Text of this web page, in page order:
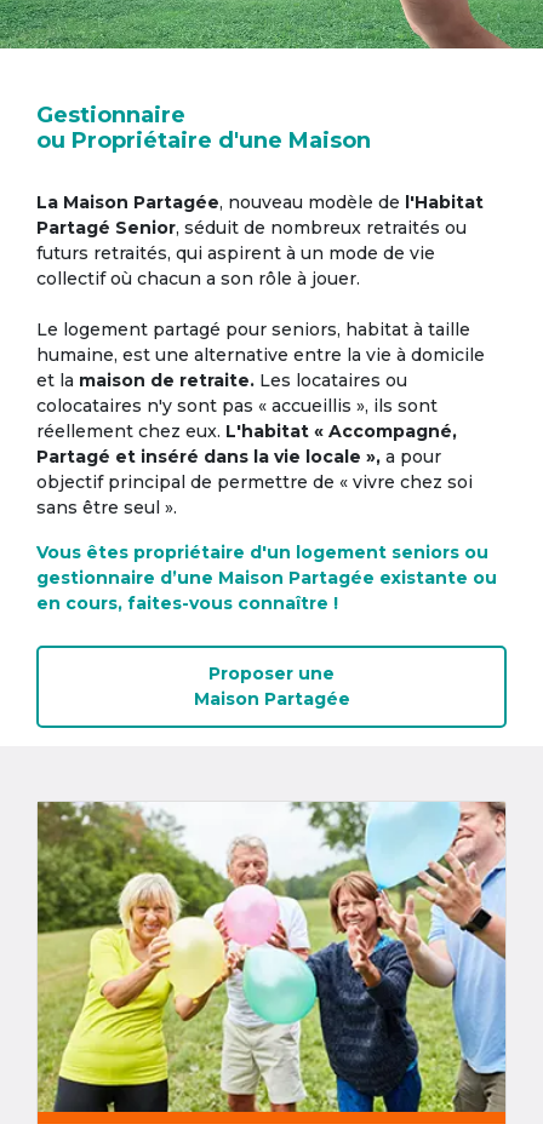
Gestionnaire
ou Propriétaire d'une Maison
La Maison Partagée, nouveau modèle de l'Habitat
Partagé Senior, séduit de nombreux retraités ou
futurs retraités, qui aspirent à un mode de vie
collectif où chacun a son rôle à jouer.
Le logement partagé pour seniors, habitat à taille
humaine, est une alternative entre la vie à domicile
et la maison de retraite. Les locataires ou
colocataires n'y sont pas « accueillis », ils sont
réellement chez eux. L'habitat « Accompagné,
Partagé et inséré dans la vie locale », a pour
objectif principal de permettre de « vivre chez soi
sans être seul ».
Vous êtes propriétaire d'un logement seniors ou
gestionnaire d’une Maison Partagée existante ou
en cours, faites-vous connaître !
Proposer une
Maison Partagée